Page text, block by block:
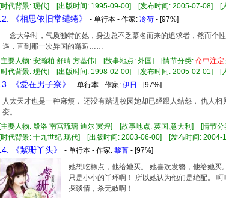
[时代背景: 现代] [出版时间: 1995-09-00] [发布时间: 2005-07-08] [
《相思依旧常缱绻》 - 单行本 - 作家: 冷荷 - [97%]
念大学时，气质独特的她，身边总不乏慕名而来的追求者，然而个
遇，直到那一次异国的邂逅……
[主要人物: 安瀚柏 舒晴 方基伟] [故事地点: 外国] [情节分类: 命中注定
[时代背景: 现代] [出版时间: 1998-02-00] [发布时间: 2005-02-01] [
《爱在男子寮》 - 单行本 - 作家: 伊日 - [97%]
人太天才也是一种麻烦， 还没有踏进校园她却已经跟人结怨， 仇人
变。
[主要人物: 殷洛 南宫琉璃 迪尔 冥煌] [故事地点: 英国,意大利] [情节分
[时代背景: 十九世纪,现代] [出版时间: 2003-06-00] [发布时间:
《紫珊丫头》 - 单行本 - 作家: 黎菁 - [97%]
她想吃糕点，他给她买。 她喜欢发簪，他给她
只是小小的丫环啊！ 所以她认为他们是绝配。
探谈情，杀无赦啊！